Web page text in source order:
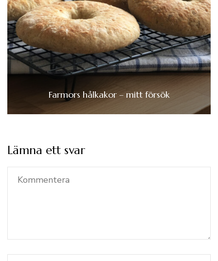
Farmors hålkakor – mitt försök
Lämna ett svar